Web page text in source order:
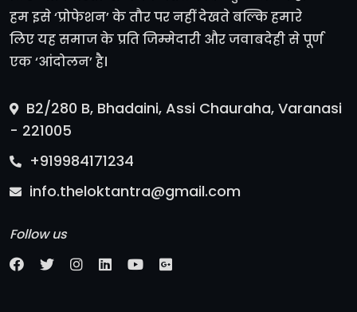
हम इसे ‘प्रोफेशन’ के तौर पर नहीं देखते बल्कि हमारे
लिए यह समाज के प्रति जिम्मेदारी और जवाबदेही से पूर्ण
एक ‘आंदोलन’ है।
B2/280 B, Bhadaini, Assi Chauraha, Varanasi
- 221005
+919984171234
info.theloktantra@gmail.com
Follow us